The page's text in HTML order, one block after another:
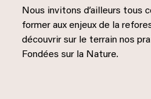
Nous invitons d’ailleurs tous
former aux enjeux de la
découvrir sur le terrain nos
Fondées sur la Nature.